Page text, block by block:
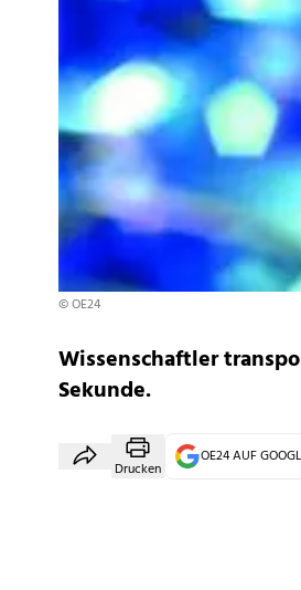
© OE24
Wissenschaftler
Sekunde.
Drucken
OE24 AUF